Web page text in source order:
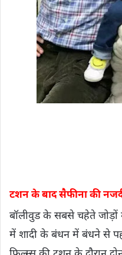
टशन के बाद सैफीना की
बॉलीवुड के सबसे चहेते
में शादी के बंधन में बंधने से